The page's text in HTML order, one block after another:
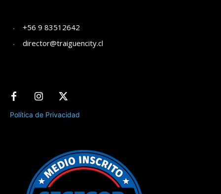
+56 9 83512642
director@traiguencity.cl
Política de Privacidad